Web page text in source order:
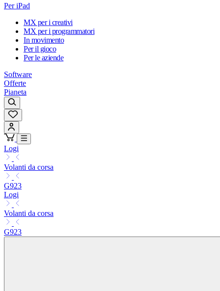
Per iPad
MX per i creativi
MX per i programmatori
In movimento
Per il gioco
Per le aziende
Software
Offerte
Pianeta
Logi
Volanti da corsa
G923
Logi
Volanti da corsa
G923